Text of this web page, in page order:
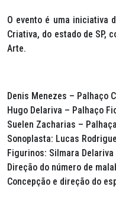
O evento é uma iniciativa
Criativa, do estado de SP,
Arte.
Denis Menezes – Palhaço
Hugo Delariva – Palhaço
Suelen Zacharias –
Sonoplasta: Lucas
Figurinos: Silmara Delariva
Direção do número de
Concepção e direção do